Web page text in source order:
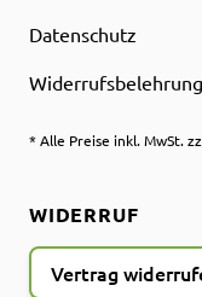
Datenschutz
Widerrufsbelehrung
* Alle Preise inkl. MwSt.
WIDERRUF
Vertrag